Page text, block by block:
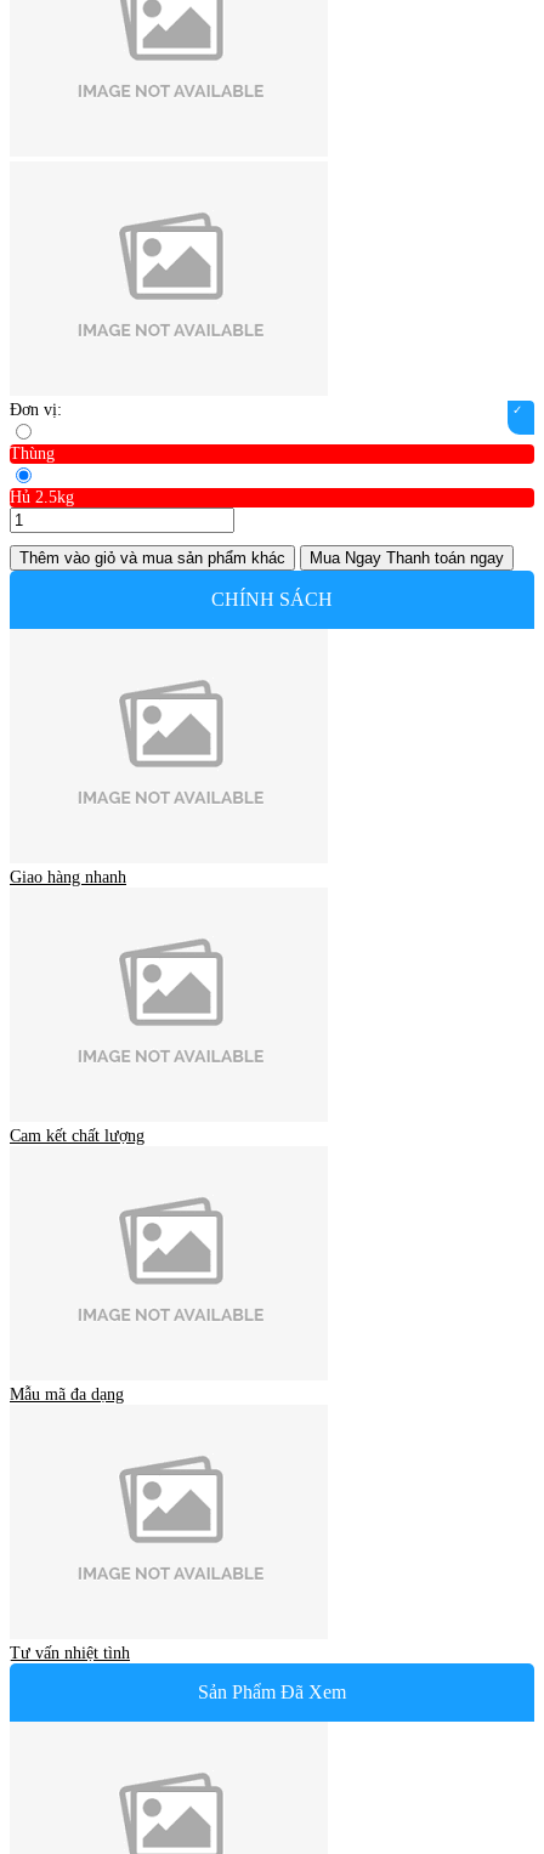
Đơn vị:
Thùng
Hủ 2.5kg
Thêm vào giỏ và mua sản phẩm khác Mua Ngay Thanh toán ngay
CHÍNH SÁCH
Giao hàng nhanh
Cam kết chất lượng
Mẫu mã đa dạng
Tư vấn nhiệt tình
Sản Phẩm Đã Xem